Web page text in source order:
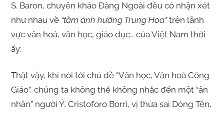
S. Baron, chuyên khảo Đàng Ngoài đều có nhận xét
như nhau về “tầm ảnh hưởng Trung Hoa”trên lãnh
vực văn hoá, văn học, giáo dục… của Việt Nam thời
ấy:
Thật vậy, khi nói tới chủ đề “Văn học, Văn hoá Công
Giáo”, chúng ta không thể không nhắc đến một “ân
nhân” người Ý, Cristoforo Borri, vị thừa sai Dòng Tên,